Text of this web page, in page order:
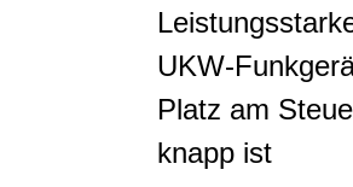
UKW-
Platz am
knapp ist